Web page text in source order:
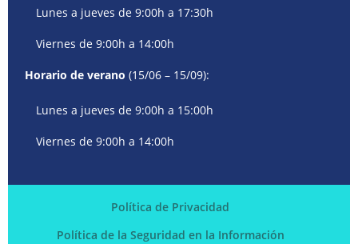
Lunes a jueves de 9:00h a 17:30h
Viernes de 9:00h a 14:00h
Horario de verano (15/06 – 15/09):
Lunes a jueves de 9:00h a 15:00h
Viernes de 9:00h a 14:00h
Política de Privacidad
Política de la Seguridad en la Información